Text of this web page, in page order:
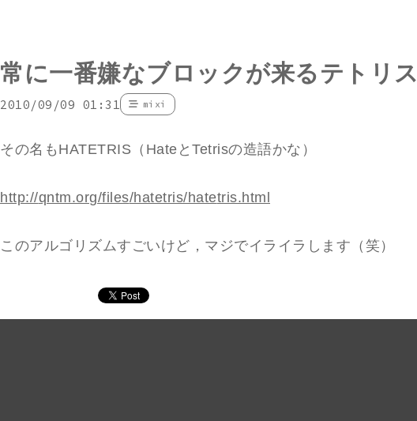
常に一番嫌なブロックが来るテトリス
2010/09/09 01:31 mixi
その名もHATETRIS（HateとTetrisの造語かな）
http://qntm.org/files/hatetris/hatetris.html
このアルゴリズムすごいけど，マジでイライラします（笑）